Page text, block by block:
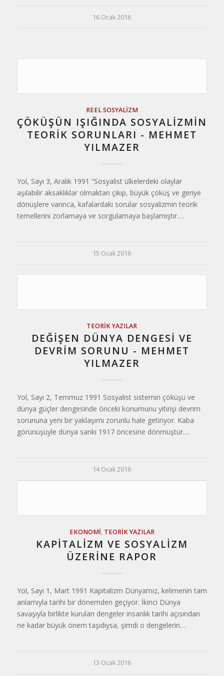
16 Ocak 2016
REEL SOSYALIZM
ÇÖKÜŞÜN IŞIĞINDA SOSYALİZMİN
TEORİK SORUNLARI - MEHMET
YILMAZER
Yol, Sayı 3, Aralık 1991 “Sosyalist ülkelerdeki olaylar
aşılabilir aksaklıklar olmaktan çıkıp, büyük çöküş ve geriye
dönüşlere varınca, kafalardaki sorular sosyalizmin teorik
temellerini zorlamaya ve sorgulamaya başlamıştır.…
15 Ocak 2016
TEORIK YAZILAR
DEĞİŞEN DÜNYA DENGESİ VE
DEVRİM SORUNU - MEHMET
YILMAZER
Yol, Sayı 2, Temmuz 1991 Sosyalist sistemin çöküşü ve
dünya güçler dengesinde önceki konumunu yitirişi devrim
sorununa yeni bir yaklaşımı zorunlu hale getiriyor. Kaba
görünüşüyle dünya sanki 1917 öncesine dönmüştür.…
14 Ocak 2016
EKONOMI, TEORIK YAZILAR
KAPİTALİZM VE SOSYALİZM
ÜZERİNE RAPOR
Yol, Sayı 1, Mart 1991 Kapitalizm Dünyamız, kelimenin tam
anlamıyla tarihi bir dönemden geçiyor. İkinci Dünya
savaşıyla birlikte kurulan dengeler insanlık tarihi açısından
ne kadar büyük önem taşıdıysa, şimdi o dengelerin…
13 Ocak 2016